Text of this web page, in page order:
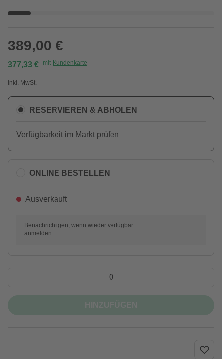
389,00 €
377,33 € mit Kundenkarte
Inkl. MwSt.
RESERVIEREN & ABHOLEN
Verfügbarkeit im Markt prüfen
ONLINE BESTELLEN
Ausverkauft
Benachrichtigen, wenn wieder verfügbar
anmelden